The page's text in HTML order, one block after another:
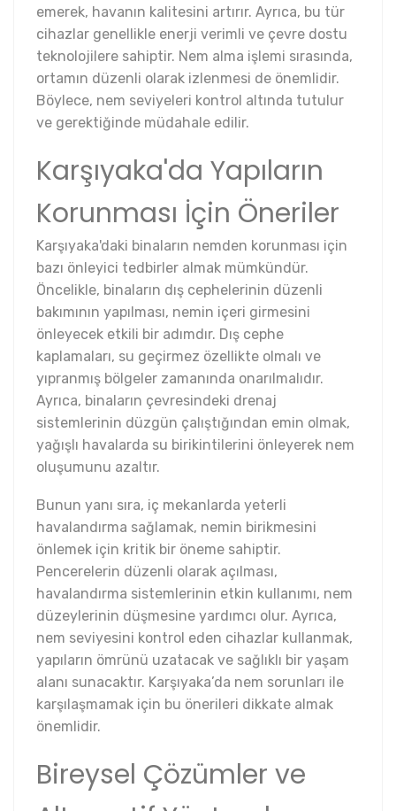
emerek, havanın kalitesini artırır. Ayrıca, bu tür
cihazlar genellikle enerji verimli ve çevre dostu
teknolojilere sahiptir. Nem alma işlemi sırasında,
ortamın düzenli olarak izlenmesi de önemlidir.
Böylece, nem seviyeleri kontrol altında tutulur
ve gerektiğinde müdahale edilir.
Karşıyaka'da Yapıların
Korunması İçin Öneriler
Karşıyaka'daki binaların nemden korunması için
bazı önleyici tedbirler almak mümkündür.
Öncelikle, binaların dış cephelerinin düzenli
bakımının yapılması, nemin içeri girmesini
önleyecek etkili bir adımdır. Dış cephe
kaplamaları, su geçirmez özellikte olmalı ve
yıpranmış bölgeler zamanında onarılmalıdır.
Ayrıca, binaların çevresindeki drenaj
sistemlerinin düzgün çalıştığından emin olmak,
yağışlı havalarda su birikintilerini önleyerek nem
oluşumunu azaltır.
Bunun yanı sıra, iç mekanlarda yeterli
havalandırma sağlamak, nemin birikmesini
önlemek için kritik bir öneme sahiptir.
Pencerelerin düzenli olarak açılması,
havalandırma sistemlerinin etkin kullanımı, nem
düzeylerinin düşmesine yardımcı olur. Ayrıca,
nem seviyesini kontrol eden cihazlar kullanmak,
yapıların ömrünü uzatacak ve sağlıklı bir yaşam
alanı sunacaktır. Karşıyaka’da nem sorunları ile
karşılaşmamak için bu önerileri dikkate almak
önemlidir.
Bireysel Çözümler ve